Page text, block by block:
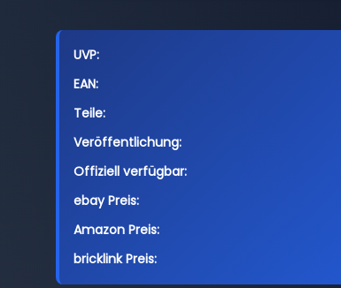
UVP:
EAN:
Teile:
Veröffentlichung:
Offiziell verfügbar:
ebay Preis:
Amazon Preis:
bricklink Preis: